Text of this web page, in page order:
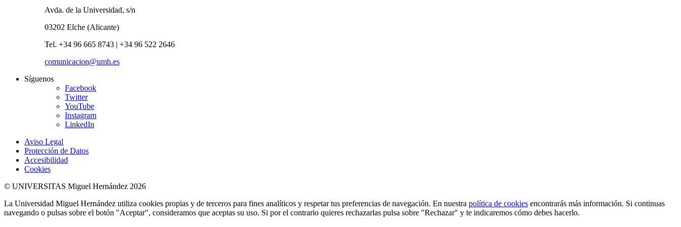
Avda. de la Universidad, s/n
03202 Elche (Alicante)
Tel. +34 96 665 8743 | +34 96 522 2646
comunicacion@umh.es
Síguenos
Facebook
Twitter
YouTube
Instagram
LinkedIn
Aviso Legal
Protección de Datos
Accesibilidad
Cookies
© UNIVERSITAS Miguel Hernández 2026
La Universidad Miguel Hernández utiliza cookies propias y de terceros para fines analíticos y respetar tus preferencias de navegación. En nuestra política de cookies encontrarás más información. Si continuas
navegando o pulsas sobre el botón "Aceptar", consideramos que aceptas su uso. Si por el contrario quieres rechazarlas pulsa sobre "Rechazar" y te indicaremos cómo debes hacerlo.